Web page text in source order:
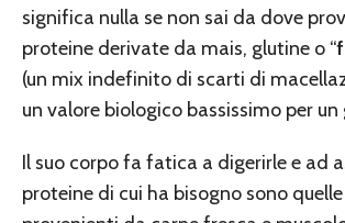
significa nulla se non sai da dove
proteine derivate da mais, glutine o “
(un mix indefinito di scarti di
un valore biologico bassissimo per
Il suo corpo fa fatica a digerirle e ad
proteine di cui ha bisogno sono quelle